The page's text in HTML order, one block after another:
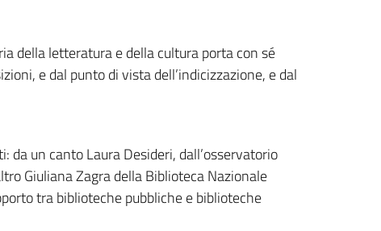
della letteratura e della cultura porta con sé
e dal punto di vista dell’indicizzazione, e dal
da un canto Laura Desideri, dall’osservatorio
Giuliana Zagra della Biblioteca Nazionale
tra biblioteche pubbliche e biblioteche